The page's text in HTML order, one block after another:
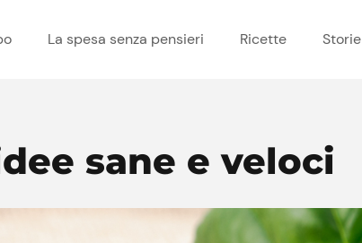
La spesa senza pensieri Ricette Storie
sane e veloci